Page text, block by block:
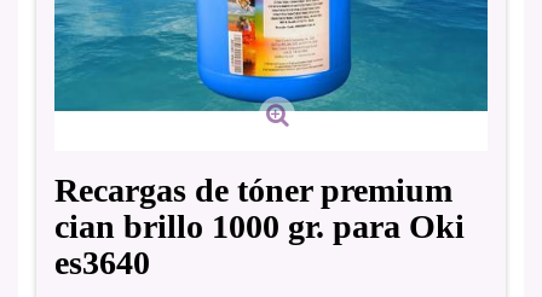
Recargas de tóner premium
cian brillo 1000 gr. para Oki
es3640